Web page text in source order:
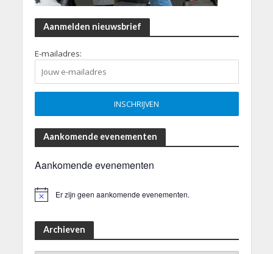
Aanmelden nieuwsbrief
E-mailadres:
Aankomende evenementen
Aankomende evenementen
Er zijn geen aankomende evenementen.
Archieven